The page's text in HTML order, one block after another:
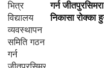
गर्न
निकासा रोक्का